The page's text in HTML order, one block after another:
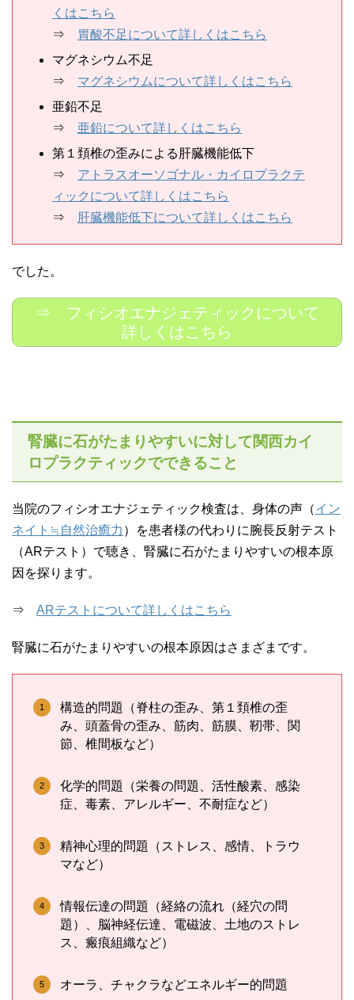
くはこちら
⇒
胃酸不足について詳しくはこちら
マグネシウム不足
⇒ マグネシウムについて詳しくはこちら
亜鉛不足
⇒ 亜鉛について詳しくはこちら
第１頚椎の歪みによる肝臓機能低下
⇒ アトラスオーソゴナル・カイロプラクテ
ィックについて詳しくはこちら
⇒
肝臓機能低下について詳しくはこちら
でした。
⇒ フィシオエナジェティックについて
詳しくはこちら
腎臓に石がたまりやすいに対して関西カイ
ロプラクティックでできること
当院のフィシオエナジェティック検査は、身体の声（イン
ネイト≒自然治癒力 ）を患者様の代わりに腕長反射テスト
（ARテスト）で聴き、腎臓に石がたまりやすいの根本原
因を探ります。
⇒ ARテストについて詳しくはこちら
腎臓に石がたまりやすいの根本原因はさまざまです。
構造的問題（脊柱の歪み、第１頚椎の歪
み、頭蓋骨の歪み、筋肉、筋膜、靭帯、関
節、椎間板など）
化学的問題（栄養の問題、活性酸素、感染
症、毒素、アレルギー、不耐症など）
精神心理的問題（ストレス、感情、トラウ
マなど）
情報伝達の問題（経絡の流れ（経穴の問
題）、脳神経伝達、電磁波、土地のストレ
ス、瘢痕組織など）
オーラ、チャクラなどエネルギー的問題